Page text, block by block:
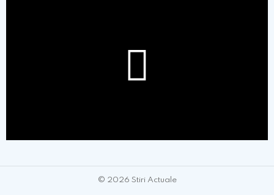
© 2026 Stiri Actuale